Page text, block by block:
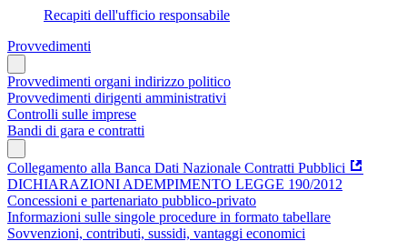
Recapiti dell'ufficio responsabile
Provvedimenti
Provvedimenti organi indirizzo politico
Provvedimenti dirigenti amministrativi
Controlli sulle imprese
Bandi di gara e contratti
Collegamento alla Banca Dati Nazionale Contratti Pubblici
DICHIARAZIONI ADEMPIMENTO LEGGE 190/2012
Concessioni e partenariato pubblico-privato
Informazioni sulle singole procedure in formato tabellare
Sovvenzioni, contributi, sussidi, vantaggi economici